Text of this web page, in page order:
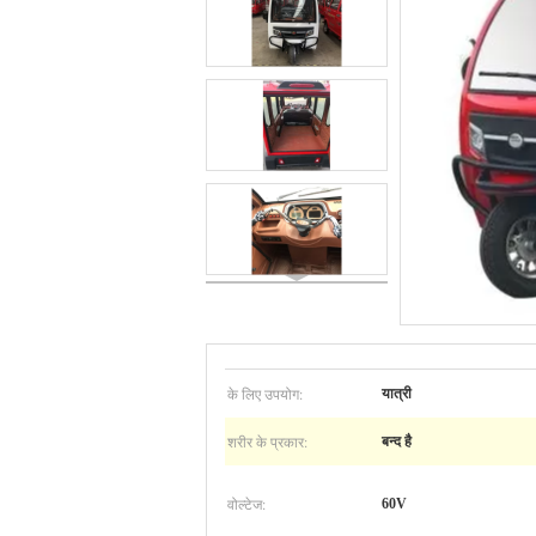
के लिए उपयोग: यात्री
शरीर के प्रकार: बन्द है
वोल्टेज: 60V